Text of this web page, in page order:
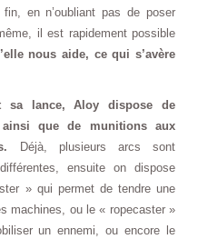
en n’oubliant pas de poser
il est rapidement possible
nous aide, ce qui s’avère
lance, Aloy dispose de
ainsi que de munitions aux
Déjà, plusieurs arcs sont
ensuite on dispose
» qui permet de tendre une
machines, ou le « ropecaster »
un ennemi, ou encore le